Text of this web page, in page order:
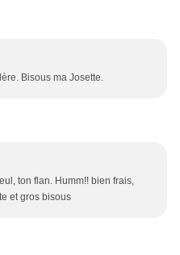
Bisous ma Josette.
ton flan. Humm!! bien frais,
et gros bisous